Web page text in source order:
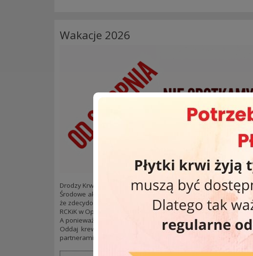
Wakacje 2026
Drodzy Krwiodawcy! Mała zmiana planów od sierpnia.
Środowe akcje poboru krwi pod CH Solaris nie cieszyły się
że zdecydowanie chętniej odwiedzacie nas w siedzibie RCKiK —
RCKiK w Opolu, ul. Kośnego 55od 7:00 do 14:30.
A ponieważ środa może smakować naprawdę dobrze,
Oddaj krew, uratuj komuś zdrowie lub życie i skorzystaj z
partnerami.